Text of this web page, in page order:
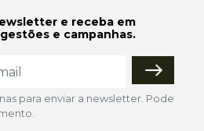
e receba em
e campanhas.
para enviar a newsletter. Pode